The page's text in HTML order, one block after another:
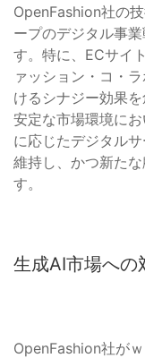
OpenFashion社の
ープのデジタル事
す。特に、ECサイ
ァッション・コ・
けるシナジー効果
安定な市場環境に
に応じたデジタル
維持し、かつ新た
す。
生成AI市場への
OpenFashion社が